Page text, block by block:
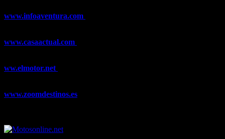
www.infoaventura.com
www.casaactual.com
ww.elmotor.net
www.zoomdestinos.es